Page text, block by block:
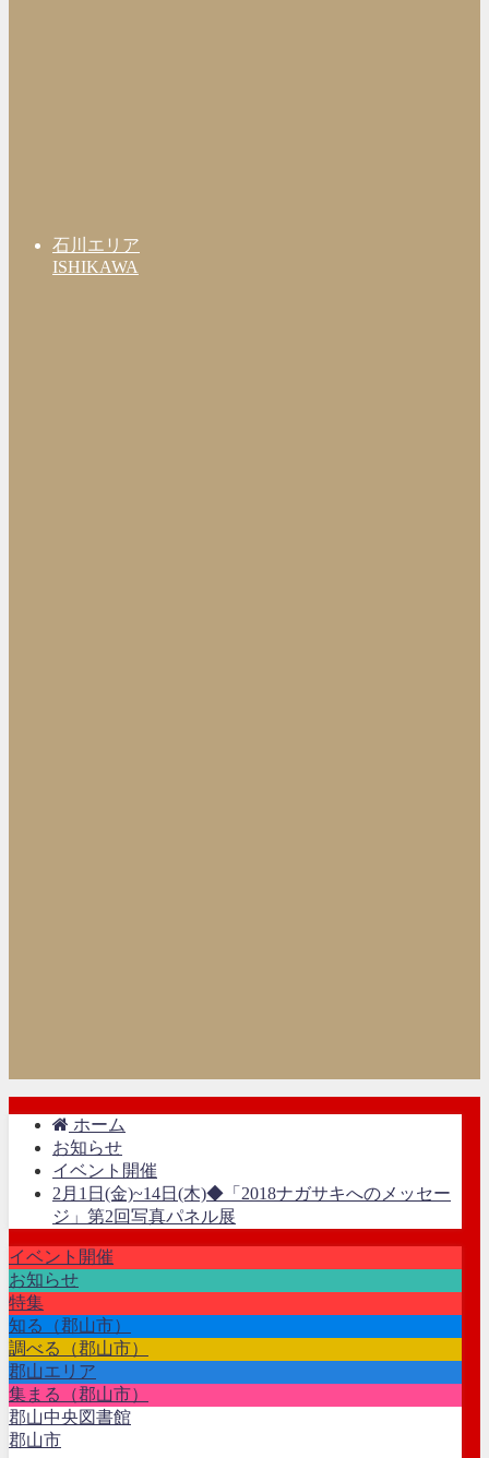
石川エリア
ISHIKAWA
ホーム
お知らせ
イベント開催
2月1日(金)~14日(木)◆「2018ナガサキへのメッセー
ジ」第2回写真パネル展
イベント開催
お知らせ
特集
知る（郡山市）
調べる（郡山市）
郡山エリア
集まる（郡山市）
郡山中央図書館
郡山市